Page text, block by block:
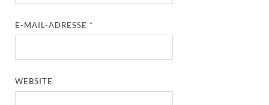
E-MAIL-ADRESSE*
WEBSITE